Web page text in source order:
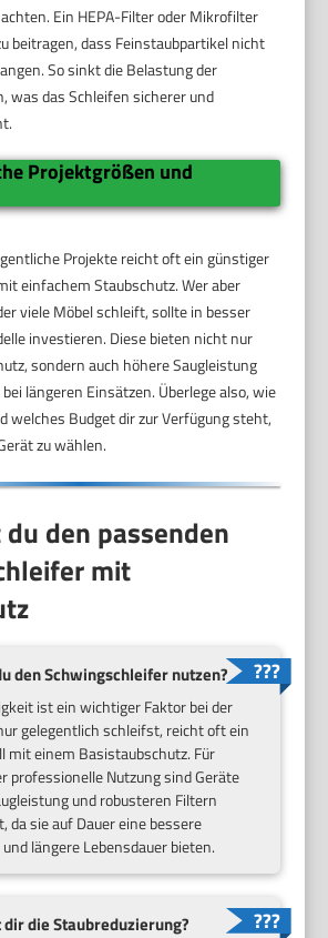
Ein HEPA-Filter oder Mikrofilter
beitragen, dass Feinstaubpartikel nicht
So sinkt die Belastung der
was das Schleifen sicherer und
Projektgrößen und
Projekte reicht oft ein günstiger
einfachem Staubschutz. Wer aber
viele Möbel schleift, sollte in besser
investieren. Diese bieten nicht nur
sondern auch höhere Saugleistung
längeren Einsätzen. Überlege also, wie
welches Budget dir zur Verfügung steht,
zu wählen.
den passenden
mit
den Schwingschleifer nutzen?
ist ein wichtiger Faktor bei der
gelegentlich schleifst, reicht oft ein
mit einem Basistaubschutz. Für
professionelle Nutzung sind Geräte
und robusteren Filtern
da sie auf Dauer eine bessere
längere Lebensdauer bieten.
die Staubreduzierung?